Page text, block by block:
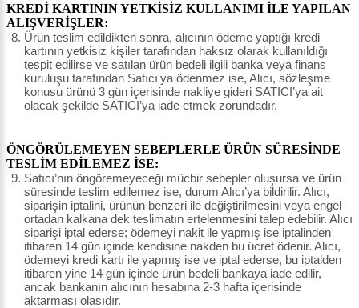
KREDİ KARTININ YETKİSİZ KULLANIMI İLE YAPILAN
ALIŞVERİŞLER:
Ürün teslim edildikten sonra, alıcının ödeme yaptığı kredi
kartının yetkisiz kişiler tarafından haksız olarak kullanıldığı
tespit edilirse ve satılan ürün bedeli ilgili banka veya finans
kuruluşu tarafından Satıcı'ya ödenmez ise, Alıcı, sözleşme
konusu ürünü 3 gün içerisinde nakliye gideri SATICI’ya ait
olacak şekilde SATICI’ya iade etmek zorundadır.
ÖNGÖRÜLEMEYEN SEBEPLERLE ÜRÜN SÜRESİNDE
TESLİM EDİLEMEZ İSE:
Satıcı’nın öngöremeyeceği mücbir sebepler oluşursa ve ürün
süresinde teslim edilemez ise, durum Alıcı’ya bildirilir. Alıcı,
siparişin iptalini, ürünün benzeri ile değiştirilmesini veya engel
ortadan kalkana dek teslimatın ertelenmesini talep edebilir. Alıcı
siparişi iptal ederse; ödemeyi nakit ile yapmış ise iptalinden
itibaren 14 gün içinde kendisine nakden bu ücret ödenir. Alıcı,
ödemeyi kredi kartı ile yapmış ise ve iptal ederse, bu iptalden
itibaren yine 14 gün içinde ürün bedeli bankaya iade edilir,
ancak bankanın alıcının hesabına 2-3 hafta içerisinde
aktarması olasıdır.